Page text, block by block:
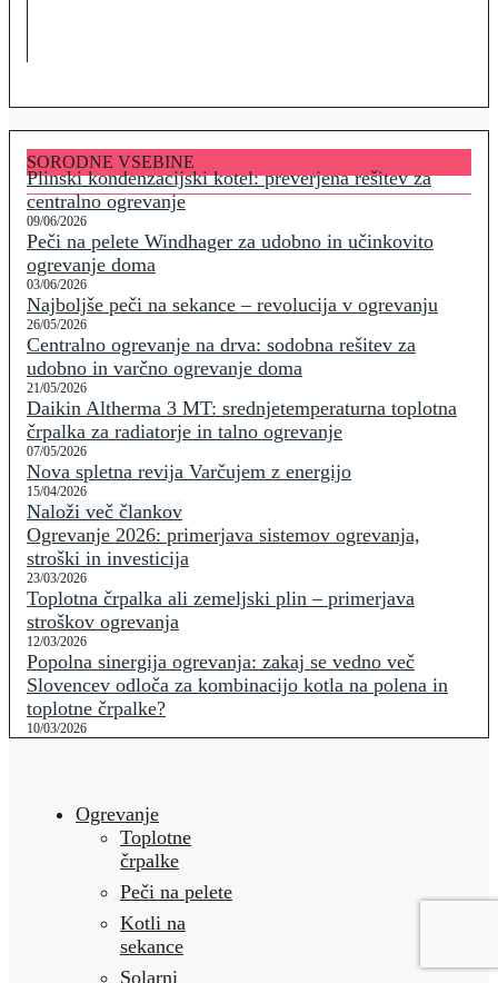
SORODNE VSEBINE
Plinski kondenzacijski kotel: preverjena rešitev za
centralno ogrevanje
09/06/2026
Peči na pelete Windhager za udobno in učinkovito
ogrevanje doma
03/06/2026
Najboljše peči na sekance – revolucija v ogrevanju
26/05/2026
Centralno ogrevanje na drva: sodobna rešitev za
udobno in varčno ogrevanje doma
21/05/2026
Daikin Altherma 3 MT: srednjetemperaturna toplotna
črpalka za radiatorje in talno ogrevanje
07/05/2026
Nova spletna revija Varčujem z energijo
15/04/2026
Naloži več člankov
Ogrevanje 2026: primerjava sistemov ogrevanja,
stroški in investicija
23/03/2026
Toplotna črpalka ali zemeljski plin – primerjava
stroškov ogrevanja
12/03/2026
Popolna sinergija ogrevanja: zakaj se vedno več
Slovencev odloča za kombinacijo kotla na polena in
toplotne črpalke?
10/03/2026
Ogrevanje
Toplotne
črpalke
Peči na pelete
Kotli na
sekance
Solarni